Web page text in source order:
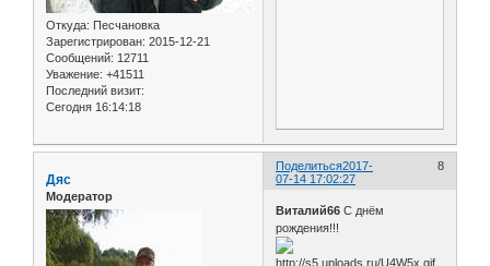
Откуда: Песчановка
Зарегистрирован: 2015-12-21
Сообщений: 12711
Уважение: +41511
Последний визит:
Сегодня 16:14:18
Поделиться 8
2017-
07-14 17:02:27
Дяс
Модератор
Виталий66 С днём
рождения!!!